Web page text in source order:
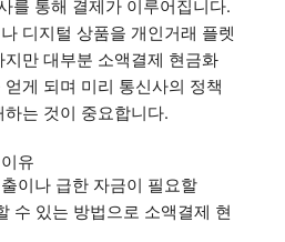
를 통해 결제가 이루어집니다.
디지털 상품을 개인거래 플렛
만 대부분 소액결제 현금화
게 되며 미리 통신사의 정책
는 것이 중요합니다.
유
이나 급한 자금이 필요할
수 있는 방법으로 소액결제 현